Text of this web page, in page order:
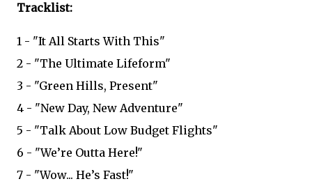
Tracklist:
1 - "It All Starts With This"
2 - "The Ultimate Lifeform"
3 - "Green Hills, Present"
4 - "New Day, New Adventure"
5 - "Talk About Low Budget Flights"
6 - "We’re Outta Here!"
7 - "Wow... He’s Fast!"